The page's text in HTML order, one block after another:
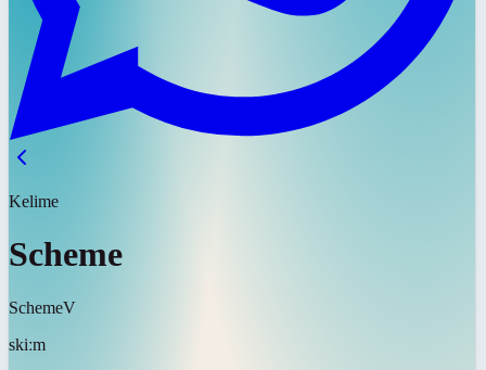
Kelime
Scheme
SchemeV
skiːm